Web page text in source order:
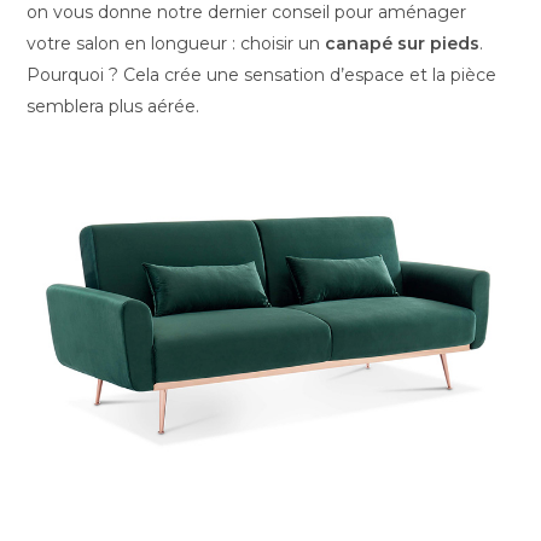
on vous donne notre dernier conseil pour aménager
votre salon en longueur : choisir un canapé sur pieds.
Pourquoi ? Cela crée une sensation d’espace et la pièce
semblera plus aérée.